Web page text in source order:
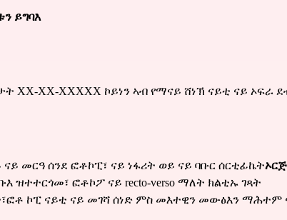
ይግባእ
XX-XX-XXXXX ኮይነን ኣብ የማናይ ሸነኽ ናይቲ ናይ ኦፍራ
መርዓ ሰንደ ፎቶኮፒ፣ ናይ ነፋሪት ወይ ናይ ባቡር ሰርቲፊኬት
ዝተተርጎመ፣ ፎቶኮፖ ናይ recto-verso ማለት ክልቲኡ ገጻት
ኮፒ ናይቲ ናይ መገሻ ሰነድ ምስ መእተዊን መውፅእን ማሕተም